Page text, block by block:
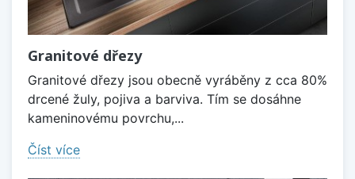
Granitové dřezy
Granitové dřezy jsou obecně vyráběny z cca 80%
drcené žuly, pojiva a barviva. Tím se dosáhne
kameninovému povrchu,...
Číst více